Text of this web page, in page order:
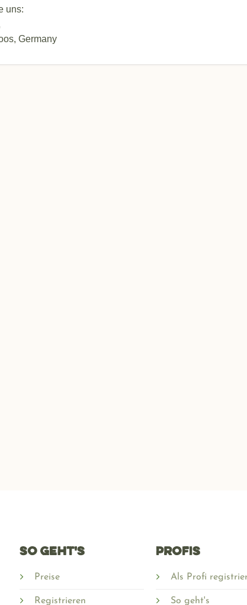
uns:
Germany
SO GEHT'S
Preise
Registrieren
PROFIS
Als Profi
So geht's